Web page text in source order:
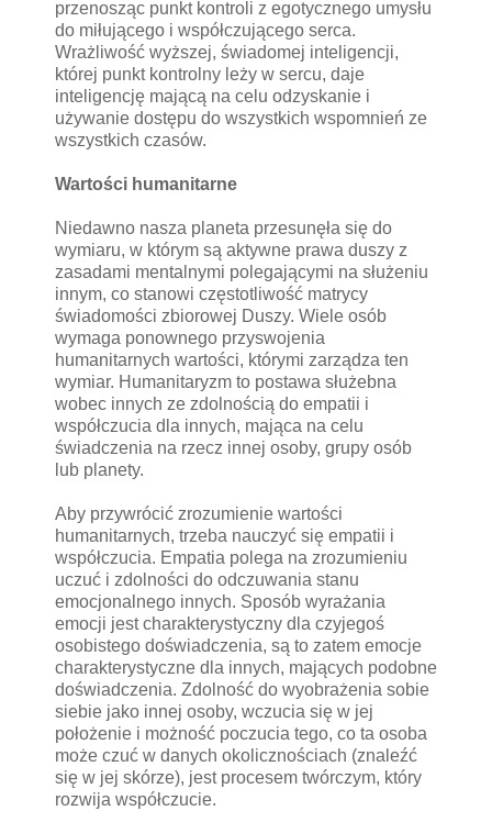
przenosząc punkt kontroli z egotycznego umysłu
do miłującego i współczującego serca.
Wrażliwość wyższej, świadomej inteligencji,
której punkt kontrolny leży w sercu, daje
inteligencję mającą na celu odzyskanie i
używanie dostępu do wszystkich wspomnień ze
wszystkich czasów.
Wartości humanitarne
Niedawno nasza planeta przesunęła się do
wymiaru, w którym są aktywne prawa duszy z
zasadami mentalnymi polegającymi na służeniu
innym, co stanowi częstotliwość matrycy
świadomości zbiorowej Duszy. Wiele osób
wymaga ponownego przyswojenia
humanitarnych wartości, którymi zarządza ten
wymiar. Humanitaryzm to postawa służebna
wobec innych ze zdolnością do empatii i
współczucia dla innych, mająca na celu
świadczenia na rzecz innej osoby, grupy osób
lub planety.
Aby przywrócić zrozumienie wartości
humanitarnych, trzeba nauczyć się empatii i
współczucia. Empatia polega na zrozumieniu
uczuć i zdolności do odczuwania stanu
emocjonalnego innych. Sposób wyrażania
emocji jest charakterystyczny dla czyjegoś
osobistego doświadczenia, są to zatem emocje
charakterystyczne dla innych, mających podobne
doświadczenia. Zdolność do wyobrażenia sobie
siebie jako innej osoby, wczucia się w jej
położenie i możność poczucia tego, co ta osoba
może czuć w danych okolicznościach (znaleźć
się w jej skórze), jest procesem twórczym, który
rozwija współczucie.